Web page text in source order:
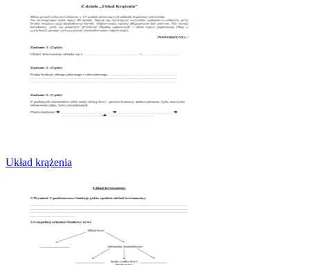
Układ krążenia